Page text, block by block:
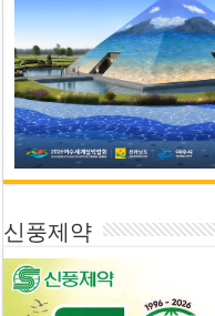
신풍제약